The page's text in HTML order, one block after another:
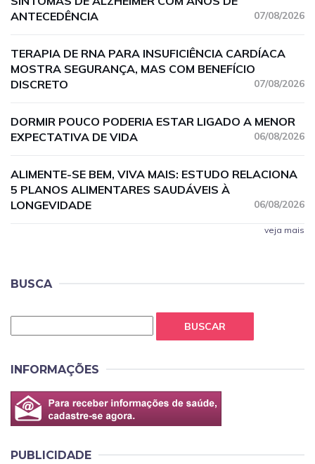
ANTECEDÊNCIA
07/08/2026
TERAPIA DE RNA PARA INSUFICIÊNCIA CARDÍACA
MOSTRA SEGURANÇA, MAS COM BENEFÍCIO
DISCRETO
07/08/2026
DORMIR POUCO PODERIA ESTAR LIGADO A MENOR
EXPECTATIVA DE VIDA
06/08/2026
ALIMENTE-SE BEM, VIVA MAIS: ESTUDO RELACIONA
5 PLANOS ALIMENTARES SAUDÁVEIS À
LONGEVIDADE
06/08/2026
veja mais
BUSCA
BUSCAR
INFORMAÇÕES
PUBLICIDADE